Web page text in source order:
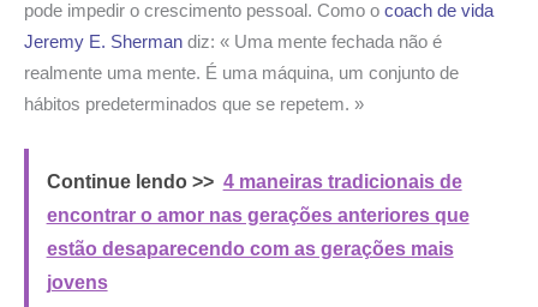
pode impedir o crescimento pessoal. Como o coach de vida
Jeremy E. Sherman diz: « Uma mente fechada não é
realmente uma mente. É uma máquina, um conjunto de
hábitos predeterminados que se repetem. »
Continue lendo >> 4 maneiras tradicionais de
encontrar o amor nas gerações anteriores que
estão desaparecendo com as gerações mais
jovens